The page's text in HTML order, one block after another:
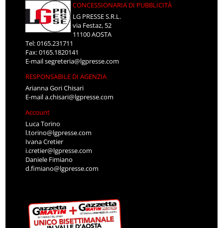
CONCESSIONARIA DI PUBBLICITÀ
LG PRESSE S.R.L.
via Festaz, 52
11100 AOSTA
Tel: 0165.231711
Fax: 0165.1820141
E-mailsegreteria@lgpresse.com
RESPONSABILE DI AGENZIA
Arianna Gori Chisari
E-maila.chisari@lgpresse.com
Account
Luca Torino
l.torino@lgpresse.com
Ivana Cretier
i.cretier@lgpresse.com
Daniele Fimiano
d.fimiano@lgpresse.com